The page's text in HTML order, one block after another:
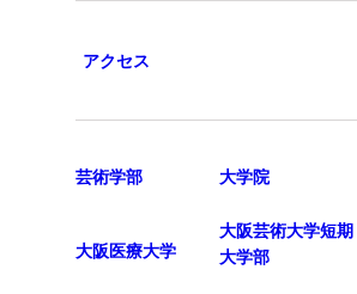
アクセス
芸術学部 大学院
大阪医療大学
大阪芸術大学短期
大学部